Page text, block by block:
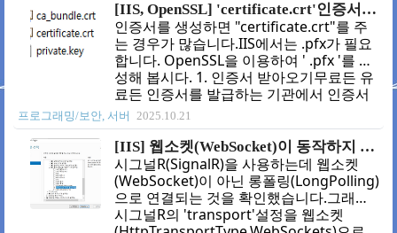
[IIS, OpenSSL] 'certificate.crt'인증서를 가지고 '*.pfx'를 만들기
인증서를 생성하면 "certificate.crt"를 주
는 경우가 많습니다.IIS에서는 .pfx가 필요
합니다. OpenSSL을 이용하여 ' .pfx '를 생
성해 봅시다. 1. 인증서 받아오기무료든 유
료든 인증서를 발급하는 기관에서 인증서
를 받아옵니다. 보통 이렇게 파일을 줍니
다. 여기서 중요한 파일은
certificate.cerprivate.key입니다. 2. .crt
를 .cer로 바꾸기OpenSSL를 사용할 때 예
제는 .cer를 사용합니다. 기술적으로는 .crt
와 .cer은 같으므로 확장자만 변경해도 됩
니다.그래서 대상을 .crt를 써도 똑같이 동
작합니다. 3. .pfx 생성하기이제 파일들이
프로그래밍/보안, 서버 2025.10.21
[IIS] 웹소켓(WebSocket)이 동작하지 않는다?
시그널R(SignalR)을 사용하는데 웹소켓
(WebSocket)이 아닌 롱폴링(LongPolling)
으로 연결되는 것을 확인했습니다.그래서
시그널R의 'transport'설정을 웹소켓